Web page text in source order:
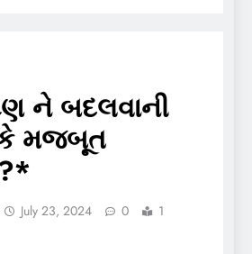
ને બદલવાની
મજબૂત
July 23, 2024 0
1